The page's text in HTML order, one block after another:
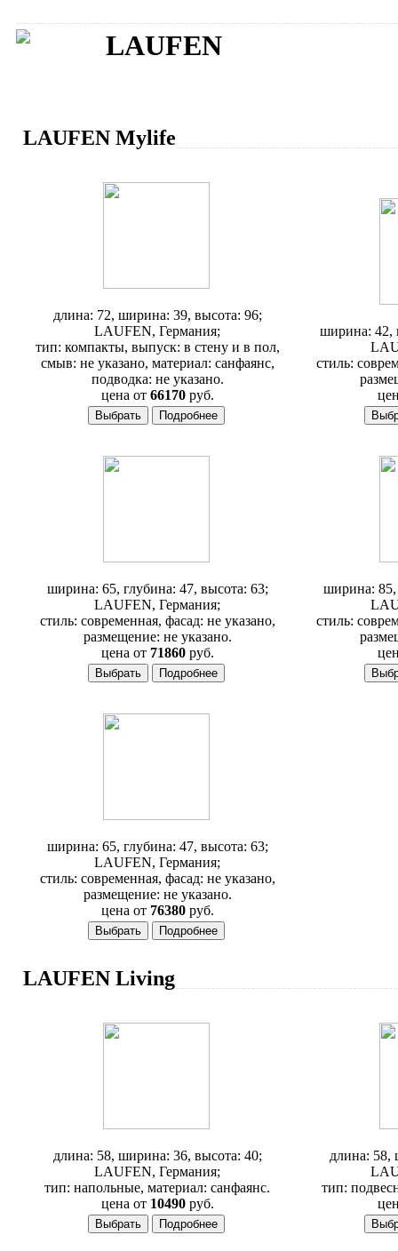
LAUFEN
LAUFEN Mylife
длина: 72, ширина: 39, высота: 96;
LAUFEN, Германия;
тип: компакты, выпуск: в стену и в пол,
смыв: не указано, материал: санфаянс,
подводка: не указано.
цена от66170 руб.
ширина: 42,
стиль:
ширина: 65, глубина: 47, высота: 63;
LAUFEN, Германия;
стиль: современная, фасад: не указано,
размещение: не указано.
цена от71860 руб.
ширина: 85,
стиль:
ширина: 65, глубина: 47, высота: 63;
LAUFEN, Германия;
стиль: современная, фасад: не указано,
размещение: не указано.
цена от76380 руб.
LAUFEN Living
длина: 58, ширина: 36, высота: 40;
LAUFEN, Германия;
тип: напольные, материал: санфаянс.
цена от10490 руб.
длина: 58,
тип: